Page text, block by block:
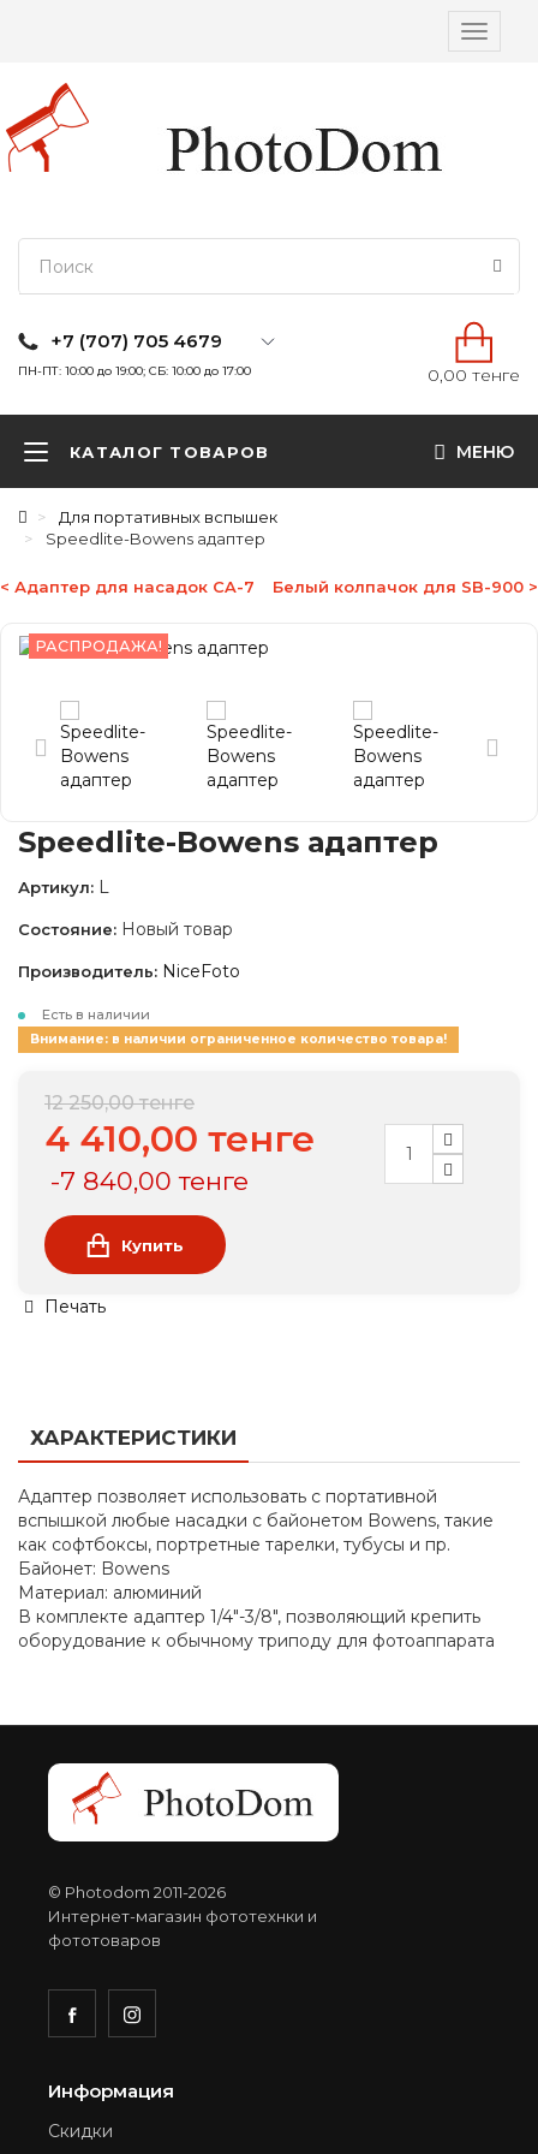
Вкл/
+7 (707) 705 4679
ПН-ПТ: 10:00 до 19:00; СБ: 10:00 до 17:00 0,00 тенге
КАТАЛОГ ТОВАРОВ МЕНЮ
Для портативных вспышек
Speedlite-Bowens адаптер
< Адаптер для насадок CA-7 Белый колпачок для SB-900 >
РАСПРОДАЖА!
Speedlite-Bowens адаптер
Артикул: L
Состояние: Новый товар
Производитель: NiceFoto
Есть в наличии
Внимание: в наличии ограниченное количество товара!
12 250,00 тенге
4 410,00 тенге
-7 840,00 тенге
Купить
Печать
ХАРАКТЕРИСТИКИ
Адаптер позволяет использовать с портативной
вспышкой любые насадки с байонетом Bowens, такие
как софтбоксы, портретные тарелки, тубусы и пр.
Байонет: Bowens
Материал: алюминий
В комплекте адаптер 1/4"-3/8", позволяющий крепить
оборудование к обычному триподу для фотоаппарата
© Photodom 2011-2026
Интернет-магазин фототехнки и
фототоваров
Информация
Скидки